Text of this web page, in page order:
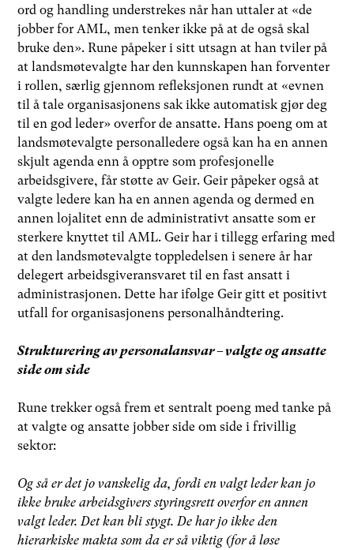
ord og handling understrekes når han uttaler at «de
jobber for AML, men tenker ikke på at de også skal
bruke den». Rune påpeker i sitt utsagn at han tviler på
at landsmøtevalgte har den kunnskapen han forventer
i rollen, særlig gjennom refleksjonen rundt at «evnen
til å tale organisasjonens sak ikke automatisk gjør deg
til en god leder» overfor de ansatte. Hans poeng om at
landsmøtevalgte personalledere også kan ha en annen
skjult agenda enn å opptre som profesjonelle
arbeidsgivere, får støtte av Geir. Geir påpeker også at
valgte ledere kan ha en annen agenda og dermed en
annen lojalitet enn de administrativt ansatte som er
sterkere knyttet til AML. Geir har i tillegg erfaring med
at den landsmøtevalgte toppledelsen i senere år har
delegert arbeidsgiveransvaret til en fast ansatt i
administrasjonen. Dette har ifølge Geir gitt et positivt
utfall for organisasjonens personalhåndtering.
Strukturering av personalansvar – valgte og ansatte
side om side
Rune trekker også frem et sentralt poeng med tanke på
at valgte og ansatte jobber side om side i frivillig
sektor:
Og så er det jo vanskelig da, fordi en valgt leder kan jo
ikke bruke arbeidsgivers styringsrett overfor en annen
valgt leder. Det kan bli stygt. De har jo ikke den
hierarkiske makta som da er så viktig (for å løse